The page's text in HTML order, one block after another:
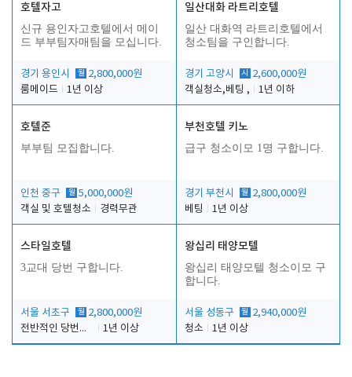
호텔자고
신규 용인자고호텔에서 메이
드 부부팀자매팀을 모십니다.
경기 용인시 월 2,800,000원
룸메이드
1년 이상
일산대화 라트리호텔
일산 대화역 라트리호텔에서
청소팀을 구인합니다.
경기 고양시 시
2,600,000원
객실청소,베팅 ,
1년 이하
호텔준
부부팀 모집합니다.
인천 중구 월 5,000,000원
객실 및 호텔청소
경력무관
부천호텔 키노
급구 청소이모 1명 구합니다.
경기 부천시 월 2,800,000원
베팅
1년 이상
스타일호텔
3교대 당번 구합니다.
서울 서초구 월 2,800,000원
전반적인 당번업무
1년 이상
왕십리 태양모텔
왕십리 태양모텔 청소이모 구
합니다.
서울 성동구 월 2,940,000원
청소
1년 이상